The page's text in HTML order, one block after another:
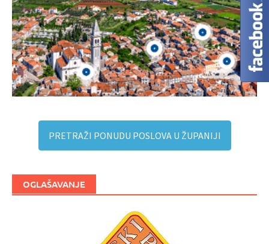
PRETRAŽI PONUDU POSLOVA U ŽUPANIJI
OGLAŠAVANJE